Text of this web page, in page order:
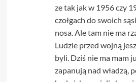
ze tak jak w 1956 czy
czołgach do swoich
nosa. Ale tam nie ma
Ludzie przed wojną
byli. Dziś nie ma mam
zapanują nad władzą,